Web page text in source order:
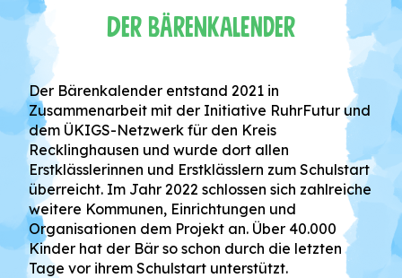
Der Bärenkalender
Der Bärenkalender entstand 2021 in
Zusammenarbeit mit der Initiative RuhrFutur und
dem ÜKIGS-Netzwerk für den Kreis
Recklinghausen und wurde dort allen
Erstklässlerinnen und Erstklässlern zum Schulstart
überreicht. Im Jahr 2022 schlossen sich zahlreiche
weitere Kommunen, Einrichtungen und
Organisationen dem Projekt an. Über 40.000
Kinder hat der Bär so schon durch die letzten
Tage vor ihrem Schulstart unterstützt.